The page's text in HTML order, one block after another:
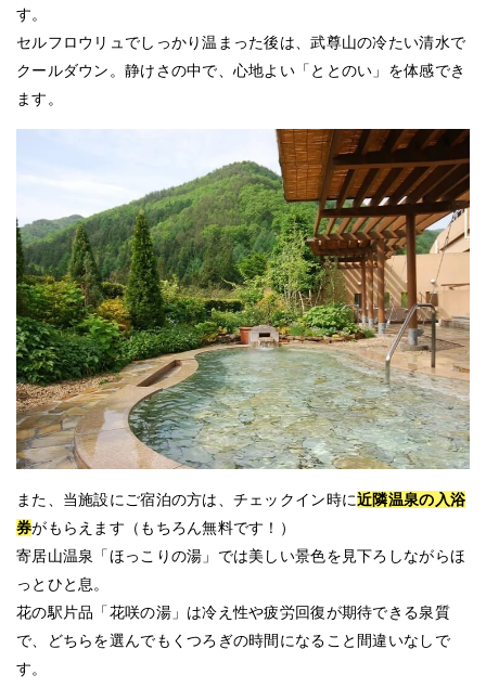
す。
セルフロウリュでしっかり温まった後は、武尊山の冷たい清水で
クールダウン。静けさの中で、心地よい「ととのい」を体感でき
ます。
また、当施設にご宿泊の方は、チェックイン時に近隣温泉の入浴
券がもらえます（もちろん無料です！）
寄居山温泉「ほっこりの湯」では美しい景色を見下ろしながらほ
っとひと息。
花の駅片品「花咲の湯」は冷え性や疲労回復が期待できる泉質
で、どちらを選んでもくつろぎの時間になること間違いなしで
す。